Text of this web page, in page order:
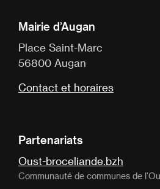
Mairie d’Augan
Place Saint-Marc
56800 Augan
Contact et horaires
Partenariats
Oust-broceliande.bzh
Communauté de communes de